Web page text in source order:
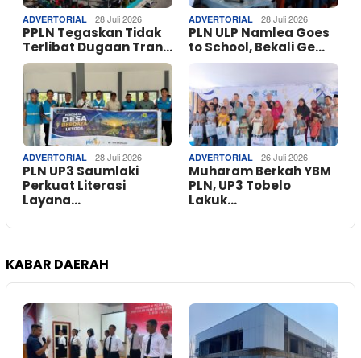
ADVERTORIAL 28 Juli 2026
PPLN Tegaskan Tidak
Terlibat Dugaan Tran…
ADVERTORIAL 28 Juli 2026
PLN ULP Namlea Goes
to School, Bekali Ge…
ADVERTORIAL 28 Juli 2026
PLN UP3 Saumlaki
Perkuat Literasi
Layana…
ADVERTORIAL 26 Juli 2026
Muharam Berkah YBM
PLN, UP3 Tobelo
Lakuk…
KABAR DAERAH